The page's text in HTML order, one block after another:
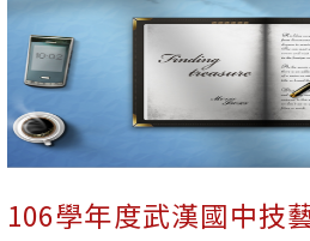
106學年度武漢國中技